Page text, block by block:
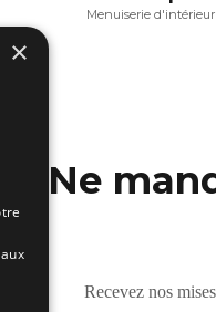
Menuiserie d'intérieur
Ne
Recevez nos
×